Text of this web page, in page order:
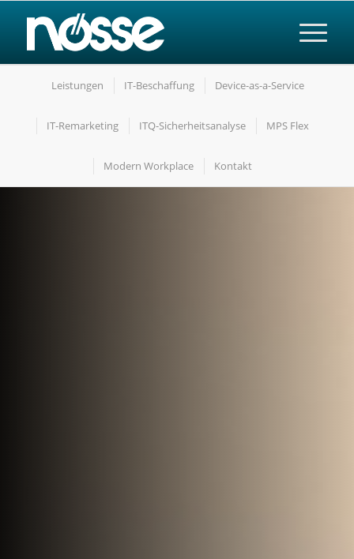
Leistungen IT-Beschaffung Device-as-a-Service
IT-Remarketing ITQ-Sicherheitsanalyse MPS Flex
Modern Workplace Kontakt